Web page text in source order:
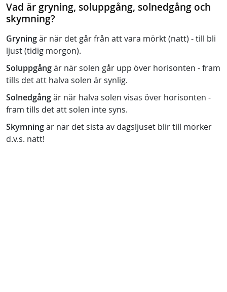
Vad är gryning, soluppgång, solnedgång och
skymning?
Gryningär när det går från att vara mörkt (natt) - till bli
ljust (tidig morgon).
Soluppgångär när solen går upp över horisonten - fram
tills det att halva solen är synlig.
Solnedgångär när halva solen visas över horisonten -
fram tills det att solen inte syns.
Skymningär när det sista av dagsljuset blir till mörker
d.v.s. natt!